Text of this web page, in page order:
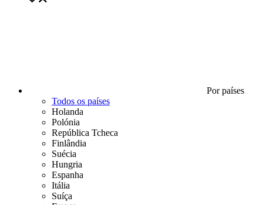
Por países
Todos os países
Holanda
Polónia
República Tcheca
Finlândia
Suécia
Hungria
Espanha
Itália
Suíça